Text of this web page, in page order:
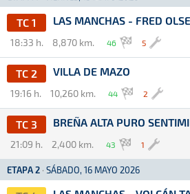
TC 1 LAS MANCHAS - FRED
18:33 h. 8,870 km. 46 5
TC 2 VILLA DE MAZO
19:16 h. 10,260 km. 44 2
TC 3 BREÑA ALTA PURO
21:09 h. 2,400 km. 43 1
ETAPA 2 · SÁBADO, 16 MAYO 2026